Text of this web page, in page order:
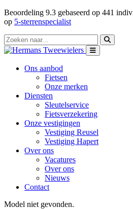
Beoordeling 9.3 gebaseerd op 441
op 5-sterrenspecialist
Ons aanbod
Fietsen
Onze merken
Diensten
Sleutelservice
Fietsverzekering
Onze vestigingen
Vestiging Reusel
Vestiging Hapert
Over ons
Vacatures
Over ons
Nieuws
Contact
Model niet gevonden.